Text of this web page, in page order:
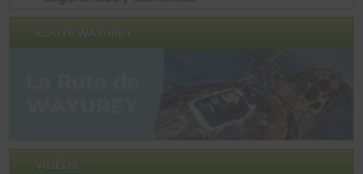
ROUTE WAYUREY
VIDÉOS